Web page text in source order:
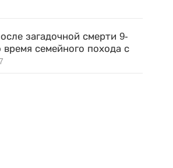
загадочной смерти 9-
время семейного похода с